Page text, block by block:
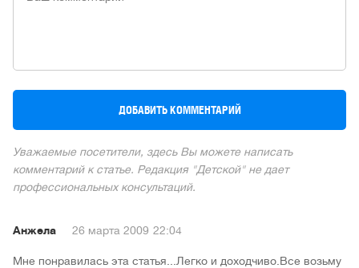
Уважаемые посетители, здесь Вы можете написать
комментарий к статье. Редакция "Детской" не дает
профессиональных консультаций.
Анжела 26 марта 2009 22:04
Мне понравилась эта статья...Легко и доходчиво.Все возьму